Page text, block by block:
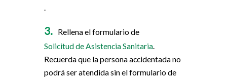
.
Rellena el formulario de
Solicitud de Asistencia Sanitaria.
Recuerda que la persona accidentada no
podrá ser atendida sin el formulario de